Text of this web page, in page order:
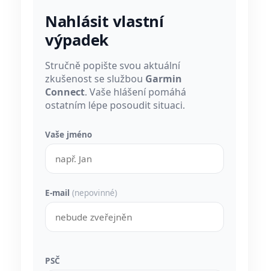
Nahlásit vlastní
výpadek
Stručně popište svou aktuální
zkušenost se službou Garmin
Connect. Vaše hlášení pomáhá
ostatním lépe posoudit situaci.
Vaše jméno
E-mail (nepovinné)
PSČ